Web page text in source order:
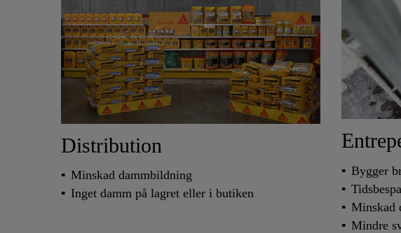
Distribution
Minskad dammbildning
Inget damm på lagret eller i butiken
Bygger
Minskad
Mindre